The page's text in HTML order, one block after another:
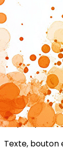
Exporter les
Exporter
Exporter
Menu
?>
Images de la
Cliquez pour
Texte,